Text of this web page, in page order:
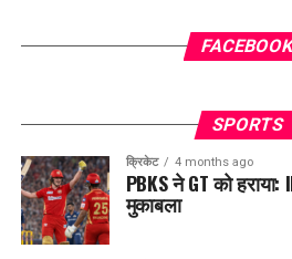
SPORTS
क्रिकेट 4 months ago
PBKS ने GT को
मुकाबला